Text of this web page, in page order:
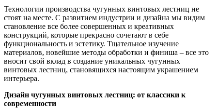
Технологии производства чугунных винтовых лестниц не
стоят на месте. С развитием индустрии и дизайна мы видим
становление все более совершенных и креативных
конструкций, которые прекрасно сочетают в себе
функциональность и эстетику. Тщательное изучение
материалов, новейшие методы обработки и финиша – все это
вносит свой вклад в создание уникальных чугунных
винтовых лестниц, становящихся настоящим украшением
интерьера.
Дизайн чугунных винтовых лестниц: от классики к
современности